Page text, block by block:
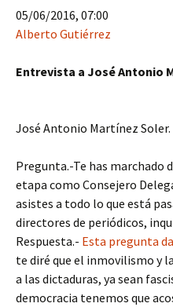
05/06/2016, 07:00
Alberto Gutiérrez
Entrevista a José Antonio
José Antonio Martínez Soler.
Pregunta.-Te has
etapa como Consejero
asistes a todo lo que está
directores de periódicos,
Respuesta.- Esta pregunta
te diré que el inmovilismo y
a las dictaduras, ya sean
democracia tenemos que